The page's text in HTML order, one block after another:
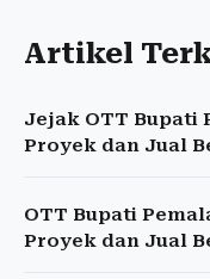
Artikel
Jejak OTT Bupati
Proyek dan Jual
OTT Bupati
Proyek dan Jual